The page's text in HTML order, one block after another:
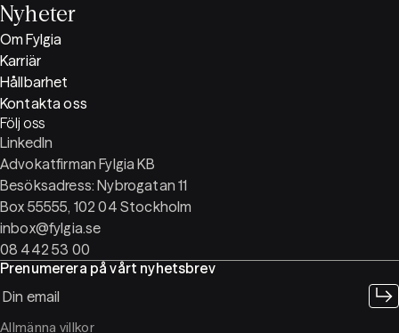
Nyheter
Advokatfirman Fylgia KB
Besöksadress: Nybrogatan 11
Box 55555, 102 04 Stockholm
inbox@fylgia.se
08 442 53 00
Följ oss
LinkedIn
Om Fylgia
Karriär
Hållbarhet
Kontakta oss
Prenumerera på vårt nyhetsbrev
Allmänna villkor